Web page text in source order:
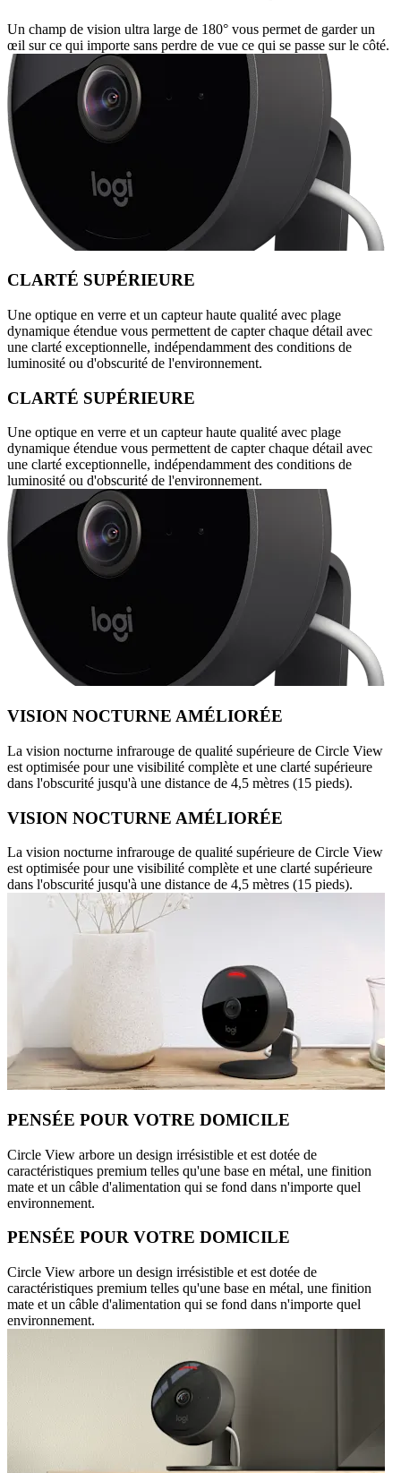
Un champ de vision ultra large de 180° vous permet de garder un
œil sur ce qui importe sans perdre de vue ce qui se passe sur le côté.
CLARTÉ SUPÉRIEURE
Une optique en verre et un capteur haute qualité avec plage
dynamique étendue vous permettent de capter chaque détail avec
une clarté exceptionnelle, indépendamment des conditions de
luminosité ou d'obscurité de l'environnement.
CLARTÉ SUPÉRIEURE
Une optique en verre et un capteur haute qualité avec plage
dynamique étendue vous permettent de capter chaque détail avec
une clarté exceptionnelle, indépendamment des conditions de
luminosité ou d'obscurité de l'environnement.
VISION NOCTURNE AMÉLIORÉE
La vision nocturne infrarouge de qualité supérieure de Circle View
est optimisée pour une visibilité complète et une clarté supérieure
dans l'obscurité jusqu'à une distance de 4,5 mètres (15 pieds).
VISION NOCTURNE AMÉLIORÉE
La vision nocturne infrarouge de qualité supérieure de Circle View
est optimisée pour une visibilité complète et une clarté supérieure
dans l'obscurité jusqu'à une distance de 4,5 mètres (15 pieds).
PENSÉE POUR VOTRE DOMICILE
Circle View arbore un design irrésistible et est dotée de
caractéristiques premium telles qu'une base en métal, une finition
mate et un câble d'alimentation qui se fond dans n'importe quel
environnement.
PENSÉE POUR VOTRE DOMICILE
Circle View arbore un design irrésistible et est dotée de
caractéristiques premium telles qu'une base en métal, une finition
mate et un câble d'alimentation qui se fond dans n'importe quel
environnement.